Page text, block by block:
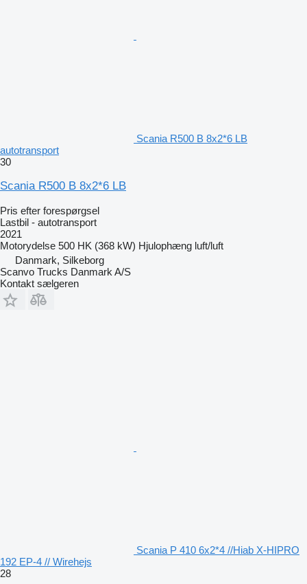
Scania R500 B 8x2*6 LB
autotransport
30
Scania R500 B 8x2*6 LB
Pris efter forespørgsel
Lastbil - autotransport
2021
Motorydelse 500 HK (368 kW) Hjulophæng luft/luft
Danmark, Silkeborg
Scanvo Trucks Danmark A/S
Kontakt sælgeren
Scania P 410 6x2*4 //Hiab X-HIPRO
192 EP-4 // Wirehejs
28